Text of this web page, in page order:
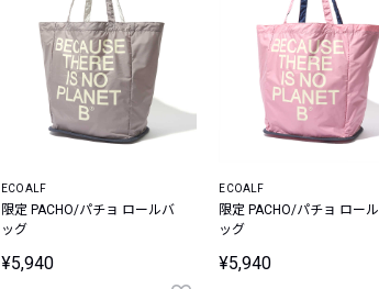
人気アイテ
ECOALF
限定 PACHO/パチョ ロールバ
ッグ
¥5,940
ECOALF
限定 PACHO/パチョ ロー
ッグ
¥5,940